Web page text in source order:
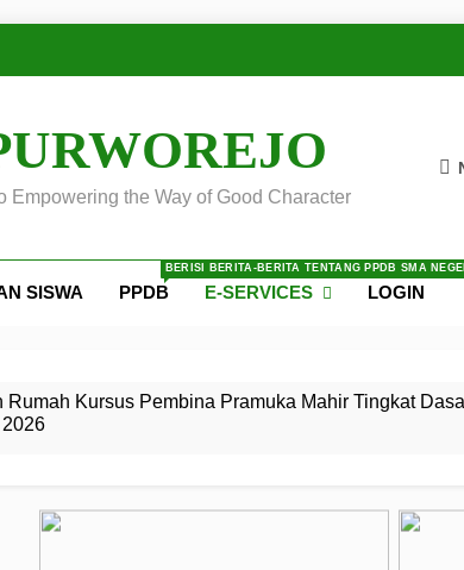
Empowering the Way of Good Character
SISWA PPDB
BERISI BERITA-BERITA TENTANG PPDB SMA
E-SERVICES LOGIN
Kursus Pembina Pramuka Mahir Tingkat
SMA Negeri 11 Purworejo: Membentuk Jiwa